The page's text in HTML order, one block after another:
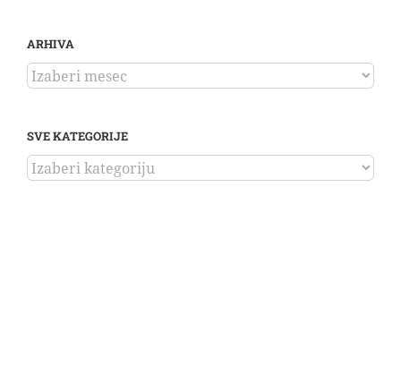
ARHIVA
ARHIVA
SVE KATEGORIJE
SVE
KATEGORIJE